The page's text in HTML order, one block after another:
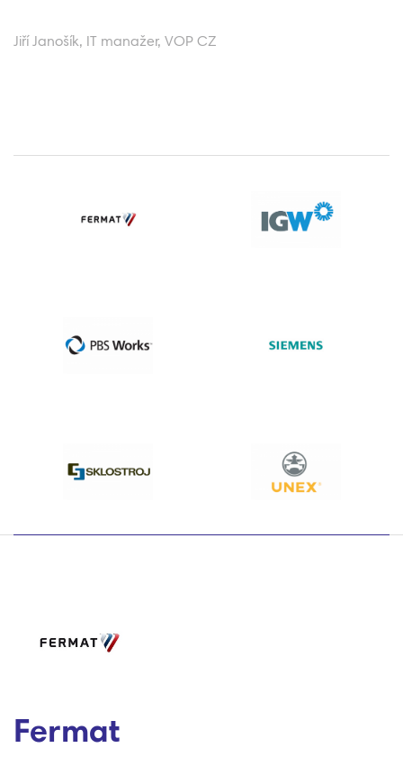
Jiří Janošík, IT manažer, VOP CZ
Fermat